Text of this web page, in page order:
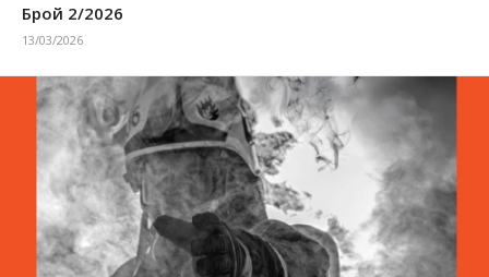
Брой 2/2026
13/03/2026